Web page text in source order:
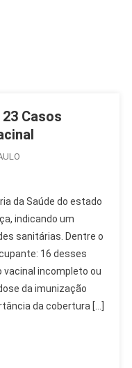
Casos
da Saúde do estado
indicando um
sanitárias. Dentre o
16 desses
incompleto ou
da imunização
da cobertura […]